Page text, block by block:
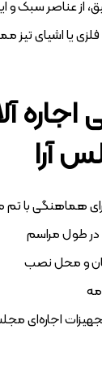
از عناصر سبک و
یا اشیای
اجاره
آرا
هماهنگی با تم
در طول مراسم
و محل نصب
اجاره‌ای